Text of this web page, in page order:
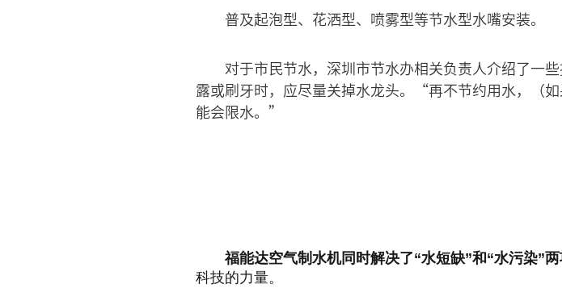
普及起泡型、花洒型、喷雾型等节水型水嘴安装。
对于市民节水，深圳市节水办相关负责人介绍了一
露或刷牙时，应尽量关掉水龙头。“再不节约用水，（
能会限水。”
福能达空气制水机同时解决了“水短缺”和“水污染”两
科技的力量。